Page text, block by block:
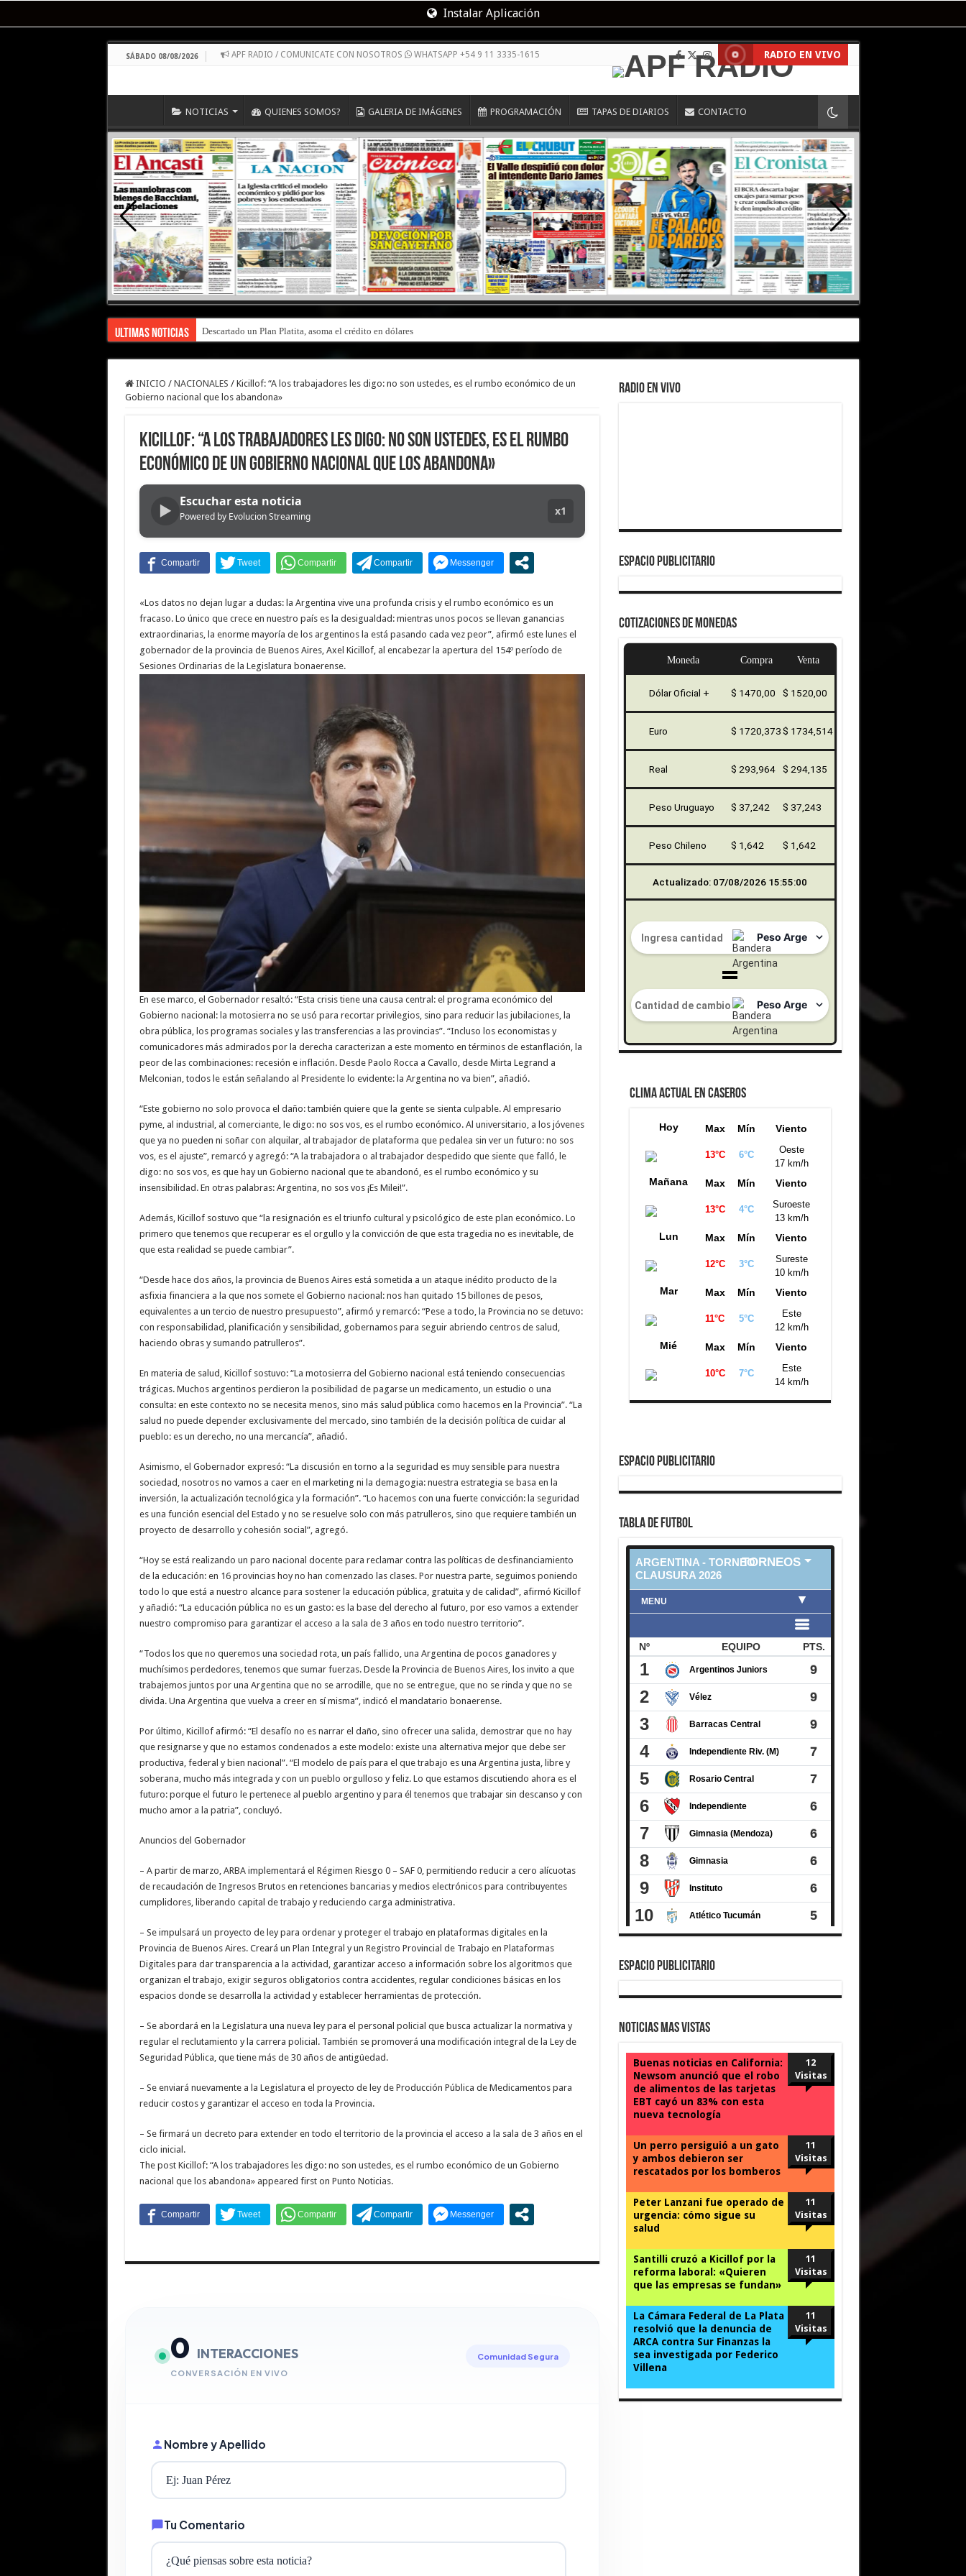
Instalar Aplicación
SÁBADO 08/08/2026 APF RADIO / COMUNICATE CON NOSOTROS WHATSAPP +54 9 11 3335-1615 RADIO EN VIVO
NOTICIAS QUIENES SOMOS? GALERIA DE IMÁGENES PROGRAMACIÓN TAPAS DE DIARIOS CONTACTO
Ultimas Noticias Descartado un Plan Platita, asoma el crédito en dólares
«Yo tenía mi propia droga, creo que me la habían regalado»: qué declaró Candela Arizaga ante la justicia
INICIO / NACIONALES / Kicillof: “A los trabajadores les digo: no son ustedes, es el rumbo económico de un
Gobierno nacional que los abandona»
Kicillof: “A los trabajadores les digo: no son ustedes, es el rumbo
económico de un Gobierno nacional que los abandona»
▶ Escuchar esta noticia
Powered by Evolucion Streaming x1
«Los datos no dejan lugar a dudas: la Argentina vive una profunda crisis y el rumbo económico es un
fracaso. Lo único que crece en nuestro país es la desigualdad: mientras unos pocos se llevan ganancias
extraordinarias, la enorme mayoría de los argentinos la está pasando cada vez peor”, afirmó este lunes el
gobernador de la provincia de Buenos Aires, Axel Kicillof, al encabezar la apertura del 154º período de
Sesiones Ordinarias de la Legislatura bonaerense.
En ese marco, el Gobernador resaltó: “Esta crisis tiene una causa central: el programa económico del
Gobierno nacional: la motosierra no se usó para recortar privilegios, sino para reducir las jubilaciones, la
obra pública, los programas sociales y las transferencias a las provincias”. “Incluso los economistas y
comunicadores más admirados por la derecha caracterizan a este momento en términos de estanflación, la
peor de las combinaciones: recesión e inflación. Desde Paolo Rocca a Cavallo, desde Mirta Legrand a
Melconian, todos le están señalando al Presidente lo evidente: la Argentina no va bien”, añadió.
“Este gobierno no solo provoca el daño: también quiere que la gente se sienta culpable. Al empresario
pyme, al industrial, al comerciante, le digo: no sos vos, es el rumbo económico. Al universitario, a los jóvenes
que ya no pueden ni soñar con alquilar, al trabajador de plataforma que pedalea sin ver un futuro: no sos
vos, es el ajuste”, remarcó y agregó: “A la trabajadora o al trabajador despedido que siente que falló, le
digo: no sos vos, es que hay un Gobierno nacional que te abandonó, es el rumbo económico y su
insensibilidad. En otras palabras: Argentina, no sos vos ¡Es Milei!”.
Además, Kicillof sostuvo que “la resignación es el triunfo cultural y psicológico de este plan económico. Lo
primero que tenemos que recuperar es el orgullo y la convicción de que esta tragedia no es inevitable, de
que esta realidad se puede cambiar”.
“Desde hace dos años, la provincia de Buenos Aires está sometida a un ataque inédito producto de la
asfixia financiera a la que nos somete el Gobierno nacional: nos han quitado 15 billones de pesos,
equivalentes a un tercio de nuestro presupuesto”, afirmó y remarcó: “Pese a todo, la Provincia no se detuvo:
con responsabilidad, planificación y sensibilidad, gobernamos para seguir abriendo centros de salud,
haciendo obras y sumando patrulleros”.
En materia de salud, Kicillof sostuvo: “La motosierra del Gobierno nacional está teniendo consecuencias
trágicas. Muchos argentinos perdieron la posibilidad de pagarse un medicamento, un estudio o una
consulta: en este contexto no se necesita menos, sino más salud pública como hacemos en la Provincia”. “La
salud no puede depender exclusivamente del mercado, sino también de la decisión política de cuidar al
pueblo: es un derecho, no una mercancía”, añadió.
Asimismo, el Gobernador expresó: “La discusión en torno a la seguridad es muy sensible para nuestra
sociedad, nosotros no vamos a caer en el marketing ni la demagogia: nuestra estrategia se basa en la
inversión, la actualización tecnológica y la formación”. “Lo hacemos con una fuerte convicción: la seguridad
es una función esencial del Estado y no se resuelve solo con más patrulleros, sino que requiere también un
proyecto de desarrollo y cohesión social”, agregó.
“Hoy se está realizando un paro nacional docente para reclamar contra las políticas de desfinanciamiento
de la educación: en 16 provincias hoy no han comenzado las clases. Por nuestra parte, seguimos poniendo
todo lo que está a nuestro alcance para sostener la educación pública, gratuita y de calidad”, afirmó Kicillof
y añadió: “La educación pública no es un gasto: es la base del derecho al futuro, por eso vamos a extender
nuestro compromiso para garantizar el acceso a la sala de 3 años en todo nuestro territorio”.
“Todos los que no queremos una sociedad rota, un país fallido, una Argentina de pocos ganadores y
muchísimos perdedores, tenemos que sumar fuerzas. Desde la Provincia de Buenos Aires, los invito a que
trabajemos juntos por una Argentina que no se arrodille, que no se entregue, que no se rinda y que no se
divida. Una Argentina que vuelva a creer en sí misma”, indicó el mandatario bonaerense.
Por último, Kicillof afirmó: “El desafío no es narrar el daño, sino ofrecer una salida, demostrar que no hay
que resignarse y que no estamos condenados a este modelo: existe una alternativa mejor que debe ser
productiva, federal y bien nacional”. “El modelo de país para el que trabajo es una Argentina justa, libre y
soberana, mucho más integrada y con un pueblo orgulloso y feliz. Lo que estamos discutiendo ahora es el
futuro: porque el futuro le pertenece al pueblo argentino y para él tenemos que trabajar sin descanso y con
mucho amor a la patria”, concluyó.
Anuncios del Gobernador
– A partir de marzo, ARBA implementará el Régimen Riesgo 0 – SAF 0, permitiendo reducir a cero alícuotas
de recaudación de Ingresos Brutos en retenciones bancarias y medios electrónicos para contribuyentes
cumplidores, liberando capital de trabajo y reduciendo carga administrativa.
– Se impulsará un proyecto de ley para ordenar y proteger el trabajo en plataformas digitales en la
Provincia de Buenos Aires. Creará un Plan Integral y un Registro Provincial de Trabajo en Plataformas
Digitales para dar transparencia a la actividad, garantizar acceso a información sobre los algoritmos que
organizan el trabajo, exigir seguros obligatorios contra accidentes, regular condiciones básicas en los
espacios donde se desarrolla la actividad y establecer herramientas de protección.
– Se abordará en la Legislatura una nueva ley para el personal policial que busca actualizar la normativa y
regular el reclutamiento y la carrera policial. También se promoverá una modificación integral de la Ley de
Seguridad Pública, que tiene más de 30 años de antigüedad.
– Se enviará nuevamente a la Legislatura el proyecto de ley de Producción Pública de Medicamentos para
reducir costos y garantizar el acceso en toda la Provincia.
– Se firmará un decreto para extender en todo el territorio de la provincia el acceso a la sala de 3 años en el
ciclo inicial.
The post Kicillof: “A los trabajadores les digo: no son ustedes, es el rumbo económico de un Gobierno
nacional que los abandona» appeared first on Punto Noticias.
0 INTERACCIONES
CONVERSACIÓN EN VIVO
Comunidad Segura
Nombre y Apellido
Tu Comentario
RADIO EN VIVO
ESPACIO PUBLICITARIO
COTIZACIONES DE MONEDAS
Moneda Compra Venta
Dólar Oficial + $ 1470,00 $ 1520,00
Euro $ 1720,373$ 1734,514
Real $ 293,964 $ 294,135
Peso Uruguayo $ 37,242 $ 37,243
Peso Chileno $ 1,642 $ 1,642
Actualizado: 07/08/2026 15:55:00
CLIMA ACTUAL EN CASEROS
Hoy Max Mín Viento
13°C 6°C
Oeste
17 km/h
Mañana Max Mín Viento
13°C 4°C
Suroeste
13 km/h
Lun Max Mín Viento
12°C 3°C
Sureste
10 km/h
Mar Max Mín Viento
11°C 5°C
Este
12 km/h
Mié Max Mín Viento
10°C 7°C
Este
14 km/h
ESPACIO PUBLICITARIO
TABLA DE FUTBOL
ESPACIO PUBLICITARIO
Noticias Mas Vistas
Buenas noticias en California:
Newsom anunció que el robo
de alimentos de las tarjetas
EBT cayó un 83% con esta
nueva tecnología
12
Visitas
Un perro persiguió a un gato
y ambos debieron ser
rescatados por los bomberos
11
Visitas
Peter Lanzani fue operado de
urgencia: cómo sigue su
salud
11
Visitas
Santilli cruzó a Kicillof por la
reforma laboral: «Quieren
que las empresas se fundan»
11
Visitas
La Cámara Federal de La Plata
resolvió que la denuncia de
ARCA contra Sur Finanzas la
sea investigada por Federico
Villena
11
Visitas